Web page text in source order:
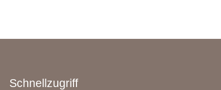
Schnellzugriff